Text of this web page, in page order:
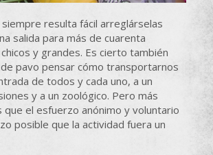
resulta fácil arreglárselas
salida para más de cuarenta
y grandes. Es cierto también
pavo pensar cómo transportarnos
de todos y cada uno, a un
y a un zoológico. Pero más
el esfuerzo anónimo y voluntario
posible que la actividad fuera un